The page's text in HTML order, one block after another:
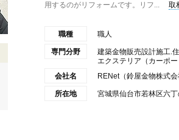
用するのがリフォームです。リフ...
取
職種 職人
専門分野
建築金物販売設計施工.
エクステリア（カーポ
会社名
RENet（鈴屋金物株式会
所在地 宮城県仙台市若林区六